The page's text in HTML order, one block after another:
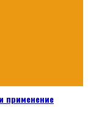
применение